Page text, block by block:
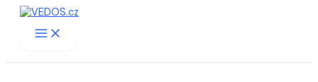
Passer
contenu